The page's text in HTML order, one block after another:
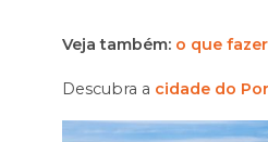
Veja também: o que
Descubra a cidade do